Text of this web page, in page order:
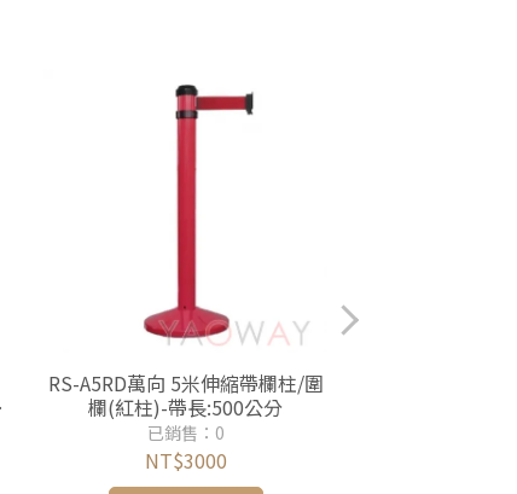
RS-A5RD萬向 5米伸縮帶欄柱/圍
欄(紅柱)-帶長:500公分
已銷售：0
NT$3000